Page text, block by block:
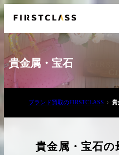
03-6908-5890
貴金属・宝石
ブランド買取のFIRSTCLASS 貴
貴金属・宝石の